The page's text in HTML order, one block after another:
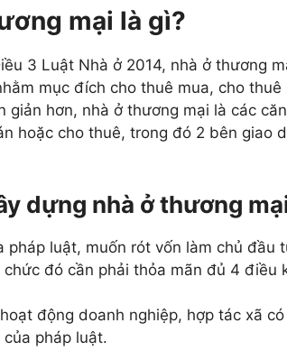
mại là gì?
3 Luật Nhà ở 2014, nhà ở thương
mục đích cho thuê mua, cho
giản hơn, nhà ở thương mại là các
hoặc cho thuê, trong đó 2 bên giao
dựng nhà ở thương
pháp luật, muốn rót vốn làm chủ đầu
đó cần phải thỏa mãn đủ 4 điều
động doanh nghiệp, hợp tác xã
pháp luật.